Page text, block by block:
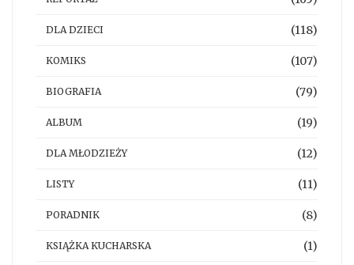
DLA DZIECI (118)
KOMIKS (107)
BIOGRAFIA (79)
ALBUM (19)
DLA MŁODZIEŻY (12)
LISTY (11)
PORADNIK (8)
KSIĄŻKA KUCHARSKA (1)